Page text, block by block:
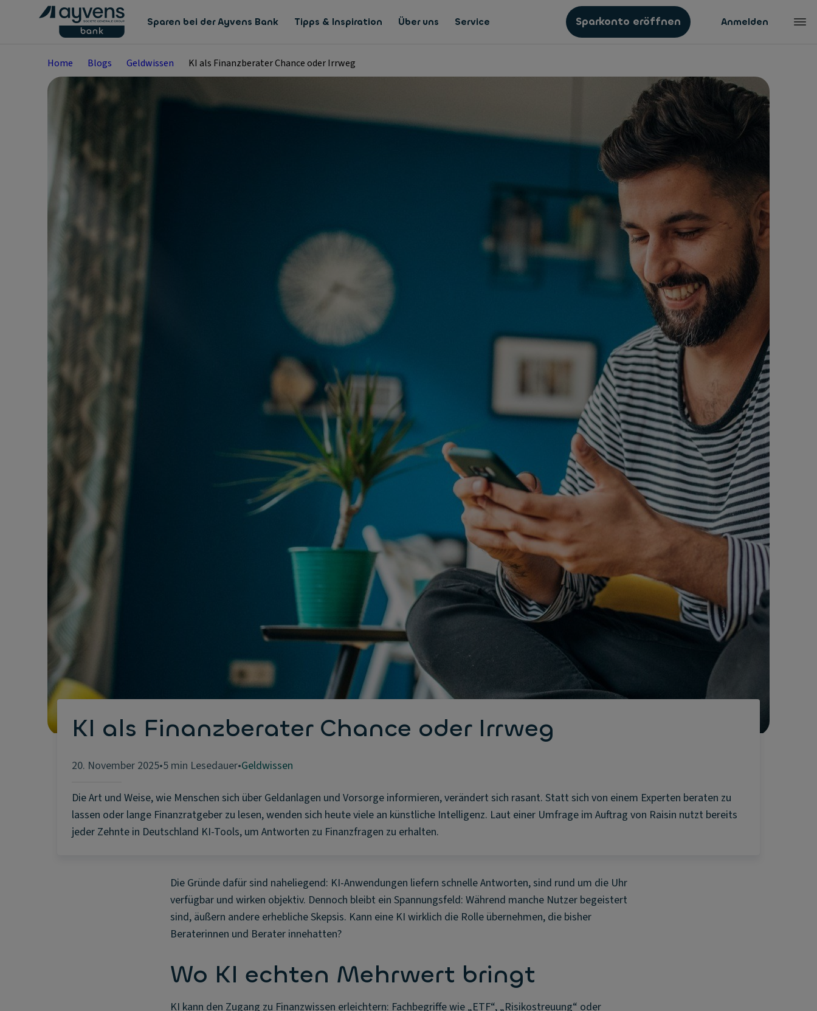
Sparen bei der Ayvens Bank Tipps & Inspiration Über uns Service Sparkonto eröffnen Anmelden
Home Blogs Geldwissen KI als Finanzberater Chance oder Irrweg
KI als Finanzberater Chance oder Irrweg
20. November 2025•5 min Lesedauer•Geldwissen
Die Art und Weise, wie Menschen sich über Geldanlagen und Vorsorge informieren, verändert sich rasant. Statt sich von einem Experten beraten zu
lassen oder lange Finanzratgeber zu lesen, wenden sich heute viele an künstliche Intelligenz. Laut einer Umfrage im Auftrag von Raisin nutzt bereits
jeder Zehnte in Deutschland KI-Tools, um Antworten zu Finanzfragen zu erhalten.
Die Gründe dafür sind naheliegend: KI-Anwendungen liefern schnelle Antworten, sind rund um die Uhr
verfügbar und wirken objektiv. Dennoch bleibt ein Spannungsfeld: Während manche Nutzer begeistert
sind, äußern andere erhebliche Skepsis. Kann eine KI wirklich die Rolle übernehmen, die bisher
Beraterinnen und Berater innehatten?
Wo KI echten Mehrwert bringt
KI kann den Zugang zu Finanzwissen erleichtern: Fachbegriffe wie „ETF“, „Risikostreuung“ oder